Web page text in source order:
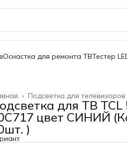
Оснастка для ремонта ТВТестер
Подсветка для телевизоров
›
для ТВ TCL
цвет СИНИЙ
)